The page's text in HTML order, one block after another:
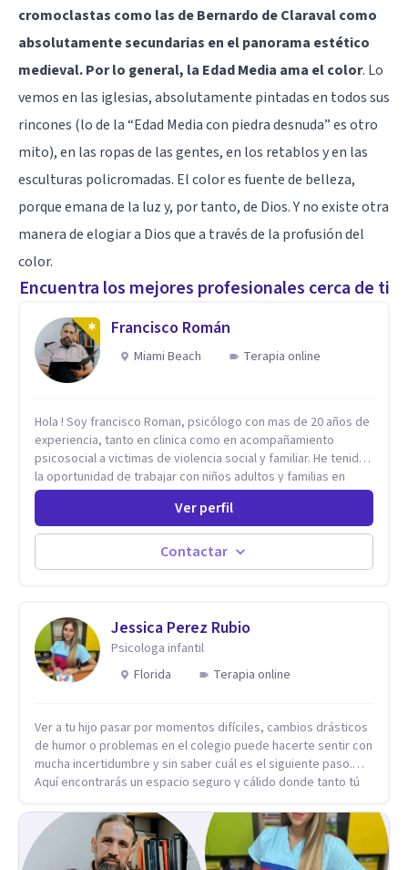
cromoclastas como las de Bernardo de Claraval como
absolutamente secundarias en el panorama estético
medieval. Por lo general, la Edad Media ama el color. Lo
vemos en las iglesias, absolutamente pintadas en todos sus
rincones (lo de la “Edad Media con piedra desnuda” es otro
mito), en las ropas de las gentes, en los retablos y en las
esculturas policromadas. El color es fuente de belleza,
porque emana de la luz y, por tanto, de Dios. Y no existe otra
manera de elogiar a Dios que a través de la profusión del
color.
Encuentra los mejores profesionales cerca de ti
Francisco Román
Miami Beach Terapia online
Hola ! Soy francisco Roman, psicólogo con mas de 20 años de
experiencia, tanto en clinica como en acompañamiento
psicosocial a victimas de violencia social y familiar. He tenido
la oportunidad de trabajar con niños adultos y familias en
todos los espacios y esto me ha dado un una variedad de
aprendizajes que ahora pongo a tu disposicion. En la
actualidad puedo atenderte de manera presencial y/o virtual,
de lunes a sabado. el costo de cada sesión lo acordamos en
el primer contacto
Ver perfil
Contactar
Jessica Perez Rubio
Psicologa infantil
Florida
Terapia online
Ver a tu hijo pasar por momentos difíciles, cambios drásticos
de humor o problemas en el colegio puede hacerte sentir con
mucha incertidumbre y sin saber cuál es el siguiente paso.
Aquí encontrarás un espacio seguro y cálido donde tanto tú
comprendidos y apoyados para recuperar la tranquilidad en
casa. Me especializo en guiar a familias a través de
herramientas prácticas y dinámicas adaptadas a la edad de